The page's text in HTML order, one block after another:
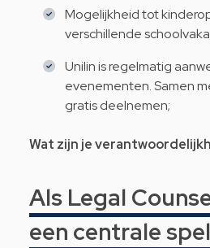
Mogelijkheid tot
verschillende
Unilin is regelmatig
evenementen. Samen
gratis deelnemen;
Wat zijn je
Als Legal
een centrale